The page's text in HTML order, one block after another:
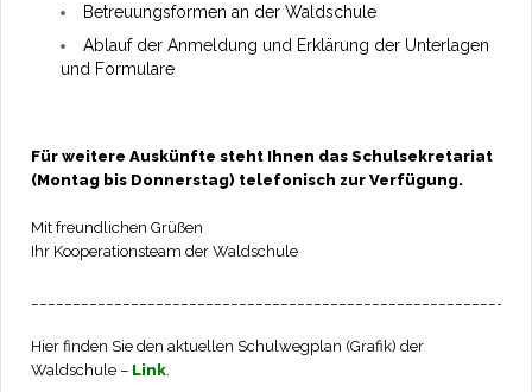
Betreuungsformen an der Waldschule
Ablauf der Anmeldung und Erklärung der Unterlagen
und Formulare
Für weitere Auskünfte steht Ihnen das Schulsekretariat
(Montag bis Donnerstag) telefonisch zur Verfügung.
Mit freundlichen Grüßen
Ihr Kooperationsteam der Waldschule
Hier finden Sie den aktuellen Schulwegplan (Grafik) der
Waldschule – Link